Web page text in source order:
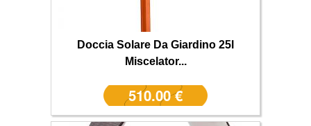
Doccia Solare Da Giardino 25l
Miscelator...
510.00 €